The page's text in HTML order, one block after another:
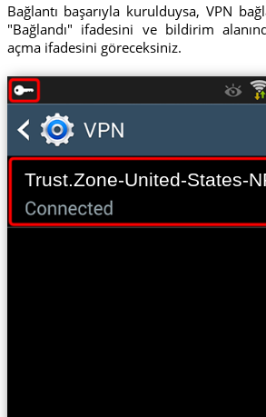
Bağlantı başarıyla kurulduysa, VPN
"Bağlandı" ifadesini ve bildirim
açma ifadesini göreceksiniz.
Trust.Zone-United-States-